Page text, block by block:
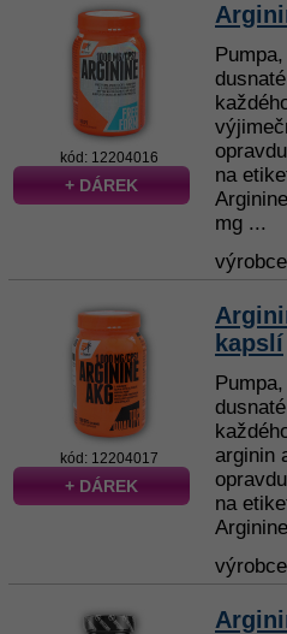
kód: 12204016
+ DÁREK
na
mg ...
kód: 12204017
+ DÁREK
kapslí
arginin
na